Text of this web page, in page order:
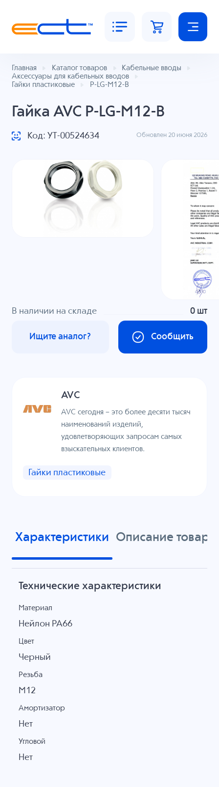
Главная Каталог товаров
Кабельные вводы
Аксессуары для кабельных вводов
Гайки пластиковые
P-LG-M12-B
Гайка AVC P-LG-M12-B
Код: УТ-00524634 Обновлен 20 июня 2026
В наличии на складе 0 шт
Сообщить
Ищите аналог?
AVC
AVC сегодня – это более десяти тысяч
наименований изделий,
удовлетворяющих запросам самых
взыскательных клиентов.
Гайки пластиковые
Характеристики Описание товара
Технические характеристики
Материал
Нейлон PA66
Цвет
Черный
Резьба
M12
Амортизатор
Нет
Угловой
Нет